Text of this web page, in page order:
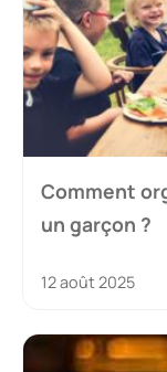
Comment
un garçon ?
12 août 2025